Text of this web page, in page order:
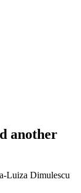
another
Luiza Dimulescu